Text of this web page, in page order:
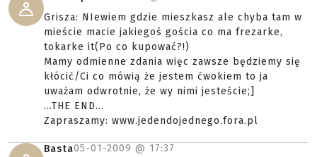
Grisza: NIewiem gdzie mieszkasz ale chyba tam w
mieście macie jakiegoś gościa co ma frezarke,
tokarke it(Po co kupować?!)
Mamy odmienne zdania więc zawsze będziemy się
kłócić/Ci co mówią że jestem ćwokiem to ja
uważam odwrotnie, że wy nimi jesteście;]
...THE END...
Zapraszamy: www.jedendojednego.fora.pl
Basta05-01-2009 @ 17:37